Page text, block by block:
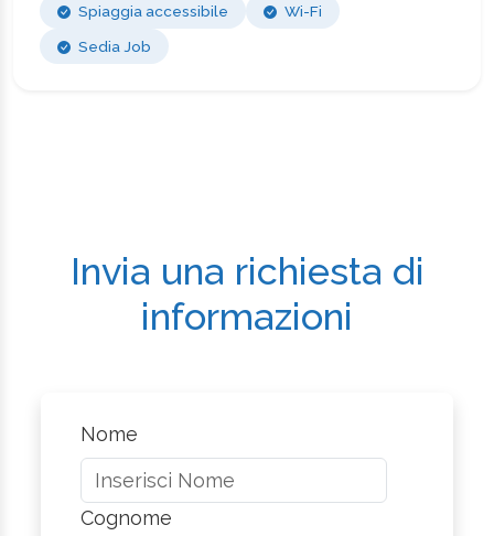
Spiaggia accessibile
Wi-Fi
Sedia Job
Invia una richiesta di
informazioni
Nome
Cognome